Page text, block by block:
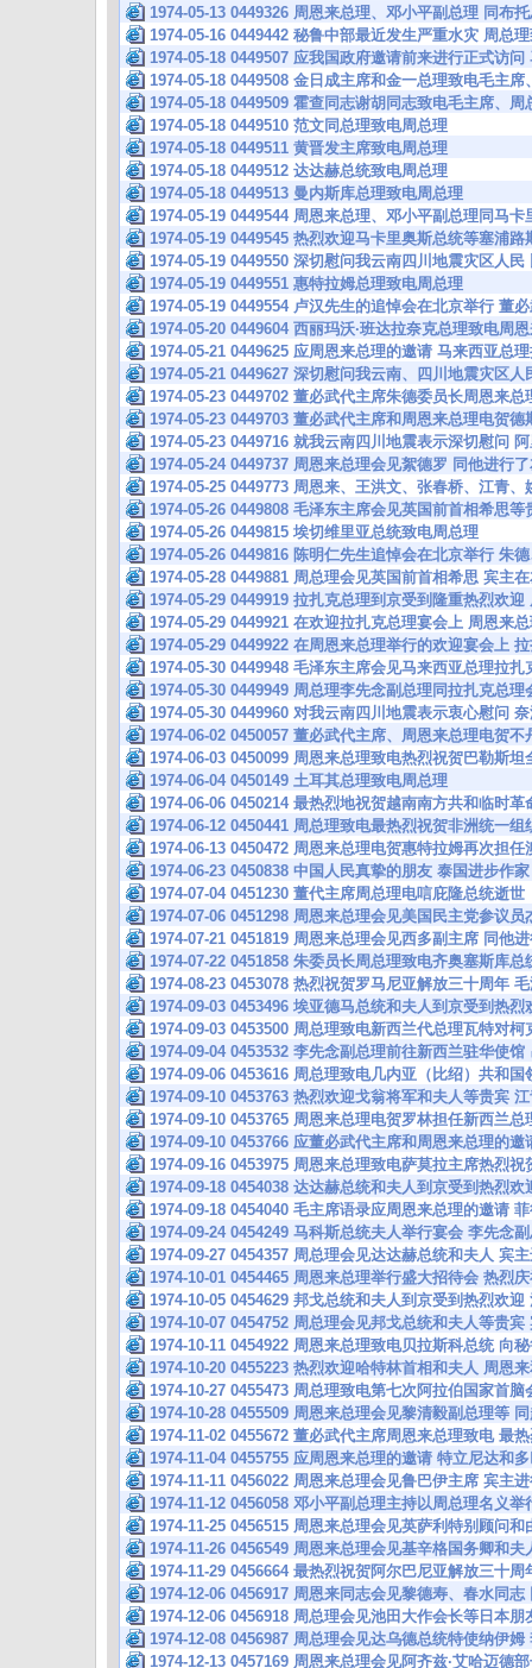
1974-05-13 0449326 周恩来总理、邓小平副总理 同布
1974-05-16 0449442 秘鲁中部最近发生严重水灾 周总
1974-05-18 0449507 应我国政府邀请前来进行正式访
1974-05-18 0449508 金日成主席和金一总理致电毛主席
1974-05-18 0449509 霍查同志谢胡同志致电毛主席、周
1974-05-18 0449510 范文同总理致电周总理
1974-05-18 0449511 黄晋发主席致电周总理
1974-05-18 0449512 达达赫总统致电周总理
1974-05-18 0449513 曼内斯库总理致电周总理
1974-05-19 0449544 周恩来总理、邓小平副总理同马
1974-05-19 0449545 热烈欢迎马卡里奥斯总统等塞浦
1974-05-19 0449550 深切慰问我云南四川地震灾区人
1974-05-19 0449551 惠特拉姆总理致电周总理
1974-05-19 0449554 卢汉先生的追悼会在北京举行 董
1974-05-20 0449604 西丽玛沃·班达拉奈克总理致电周
1974-05-21 0449625 应周恩来总理的邀请 马来西亚总
1974-05-21 0449627 深切慰问我云南、四川地震灾区
1974-05-23 0449702 董必武代主席朱德委员长周恩来
1974-05-23 0449703 董必武代主席和周恩来总理电贺德
1974-05-23 0449716 就我云南四川地震表示深切慰问
1974-05-24 0449737 周恩来总理会见絮德罗 同他进行
1974-05-25 0449773 周恩来、王洪文、张春桥、江青
1974-05-26 0449808 毛泽东主席会见英国前首相希思
1974-05-26 0449815 埃切维里亚总统致电周总理
1974-05-26 0449816 陈明仁先生追悼会在北京举行 朱
1974-05-28 0449881 周总理会见英国前首相希思 宾主
1974-05-29 0449919 拉扎克总理到京受到隆重热烈欢
1974-05-29 0449921 在欢迎拉扎克总理宴会上 周恩来
1974-05-29 0449922 在周恩来总理举行的欢迎宴会上
1974-05-30 0449948 毛泽东主席会见马来西亚总理拉
1974-05-30 0449949 周总理李先念副总理同拉扎克总
1974-05-30 0449960 对我云南四川地震表示衷心慰问
1974-06-02 0450057 董必武代主席、周恩来总理电贺不
1974-06-03 0450099 周恩来总理致电热烈祝贺巴勒斯坦
1974-06-04 0450149 土耳其总理致电周总理
1974-06-06 0450214 最热烈地祝贺越南南方共和临时
1974-06-12 0450441 周总理致电最热烈祝贺非洲统一
1974-06-13 0450472 周恩来总理电贺惠特拉姆再次担任
1974-06-23 0450838 中国人民真挚的朋友 泰国进步作
1974-07-04 0451230 董代主席周总理电唁庇隆总统逝世
1974-07-06 0451298 周恩来总理会见美国民主党参议员
1974-07-21 0451819 周恩来总理会见西多副主席 同他
1974-07-22 0451858 朱委员长周总理致电齐奥塞斯库
1974-08-23 0453078 热烈祝贺罗马尼亚解放三十周年
1974-09-03 0453496 埃亚德马总统和夫人到京受到热
1974-09-03 0453500 周总理致电新西兰代总理瓦特对
1974-09-04 0453532 李先念副总理前往新西兰驻华使
1974-09-06 0453616 周总理致电几内亚（比绍）共和
1974-09-10 0453763 热烈欢迎戈翁将军和夫人等贵宾
1974-09-10 0453765 周恩来总理电贺罗林担任新西兰总
1974-09-10 0453766 应董必武代主席和周恩来总理的
1974-09-16 0453975 周恩来总理致电萨莫拉主席热烈
1974-09-18 0454038 达达赫总统和夫人到京受到热烈
1974-09-18 0454040 毛主席语录应周恩来总理的邀请
1974-09-24 0454249 马科斯总统夫人举行宴会 李先念
1974-09-27 0454357 周总理会见达达赫总统和夫人 宾
1974-10-01 0454465 周恩来总理举行盛大招待会 热烈
1974-10-05 0454629 邦戈总统和夫人到京受到热烈欢
1974-10-07 0454752 周总理会见邦戈总统和夫人等贵
1974-10-11 0454922 周恩来总理致电贝拉斯科总统 向
1974-10-20 0455223 热烈欢迎哈特林首相和夫人 周恩
1974-10-27 0455473 周总理致电第七次阿拉伯国家首
1974-10-28 0455509 周恩来总理会见黎清毅副总理等
1974-11-02 0455672 董必武代主席周恩来总理致电 最
1974-11-04 0455755 应周恩来总理的邀请 特立尼达和
1974-11-11 0456022 周恩来总理会见鲁巴伊主席 宾主
1974-11-12 0456058 邓小平副总理主持以周总理名义
1974-11-25 0456515 周恩来总理会见英萨利特别顾问
1974-11-26 0456549 周恩来总理会见基辛格国务卿和
1974-11-29 0456664 最热烈祝贺阿尔巴尼亚解放三十
1974-12-06 0456917 周恩来同志会见黎德寿、春水同
1974-12-06 0456918 周总理会见池田大作会长等日本
1974-12-08 0456987 周总理会见达乌德总统特使纳伊
1974-12-13 0457169 周恩来总理会见阿齐兹·艾哈迈德